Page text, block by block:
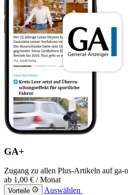
GA+
Zugang zu allen Plus-Artikeln auf ga-
ab 1,00 € / Monat
Vorteile Auswählen